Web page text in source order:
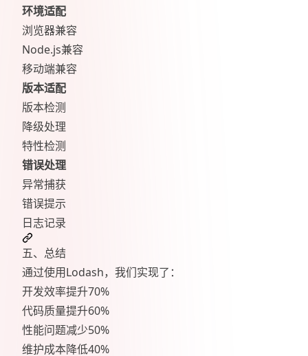
环境适配
浏览器兼容
Node.js兼容
移动端兼容
版本适配
版本检测
降级处理
特性检测
错误处理
异常捕获
错误提示
日志记录
五、总结
通过使用Lodash，我们实现了：
开发效率提升70%
代码质量提升60%
性能问题减少50%
维护成本降低40%